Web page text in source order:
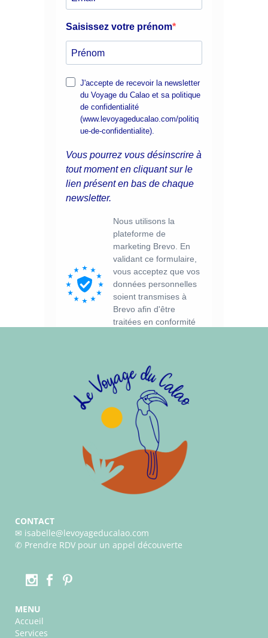
CONTACT
✉︎ isabelle@levoyageducalao.com
✆ Prendre RDV pour un appel découverte
MENU
Accueil
Services